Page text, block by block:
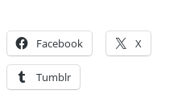
Facebook X
Tumblr